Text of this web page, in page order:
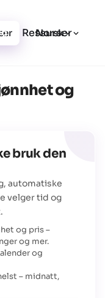
Ressurser
Norsk
og
bruk den
automatiske
velger tid og
og pris –
og mer.
og
– midnatt,